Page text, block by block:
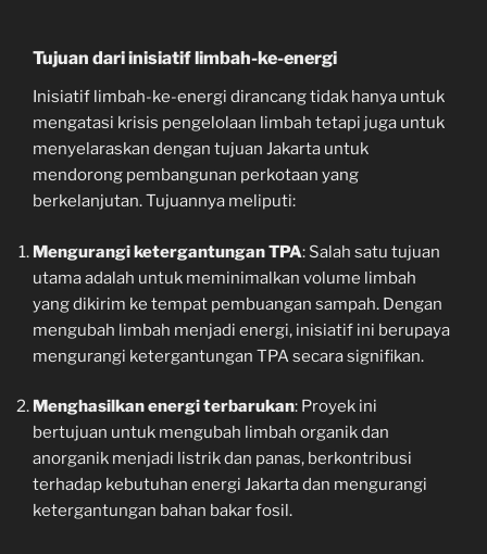
Tujuan dari inisiatif limbah-ke-energi
Inisiatif limbah-ke-energi dirancang tidak hanya untuk
mengatasi krisis pengelolaan limbah tetapi juga untuk
menyelaraskan dengan tujuan Jakarta untuk
mendorong pembangunan perkotaan yang
berkelanjutan. Tujuannya meliputi:
Mengurangi ketergantungan TPA: Salah satu tujuan
utama adalah untuk meminimalkan volume limbah
yang dikirim ke tempat pembuangan sampah. Dengan
mengubah limbah menjadi energi, inisiatif ini berupaya
mengurangi ketergantungan TPA secara signifikan.
Menghasilkan energi terbarukan: Proyek ini
bertujuan untuk mengubah limbah organik dan
anorganik menjadi listrik dan panas, berkontribusi
terhadap kebutuhan energi Jakarta dan mengurangi
ketergantungan bahan bakar fosil.